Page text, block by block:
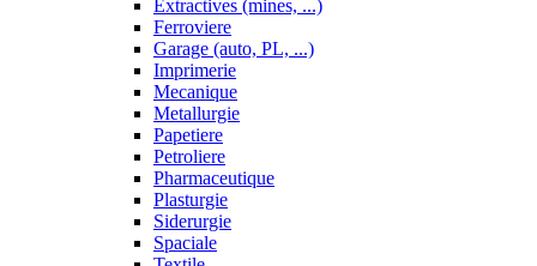
Extractives (mines, ...)
Ferroviere
Garage (auto, PL, ...)
Imprimerie
Mecanique
Metallurgie
Papetiere
Petroliere
Pharmaceutique
Plasturgie
Siderurgie
Spaciale